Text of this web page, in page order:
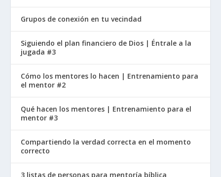
Juan 10:11 (NTV)Yo soy el buen pastor. El
buen pastor da su vida en sacrificio por las
Mateo 1:21 (NTV)
llamarás Jesús, porque él salvará a su pueblo
de sus pecados.
Juan 17:9 (NTV)Mi oración no es por el
mundo, sino por los que me has dado, porque
te pertenecen.
Gracia Irresistible
Grupos de conexión en tu vecindad
Siguiendo el plan financiero de Dios | Éntrale a la
jugada #3
Cómo los mentores lo hacen | Entrenamiento para
el mentor #2
Qué hacen los mentores | Entrenamiento para el
mentor #3
Compartiendo la verdad correcta en el momento
correcto
3 listas de personas para mentoría bíblica